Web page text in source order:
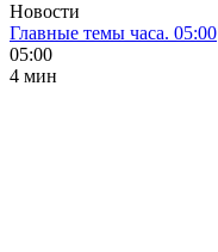
Новости
Главные темы часа. 05:00
05:00
4 мин